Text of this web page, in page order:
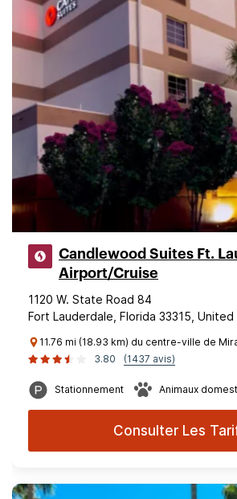
Candlewood Suites Ft.
Airport/Cruise
1120 W. State Road 84
Fort Lauderdale, Florida 33315,
11.76 mi (18.93 km) du centre-ville de
3.80
(1437 avis)
Stationnement Animaux
Consulter Les